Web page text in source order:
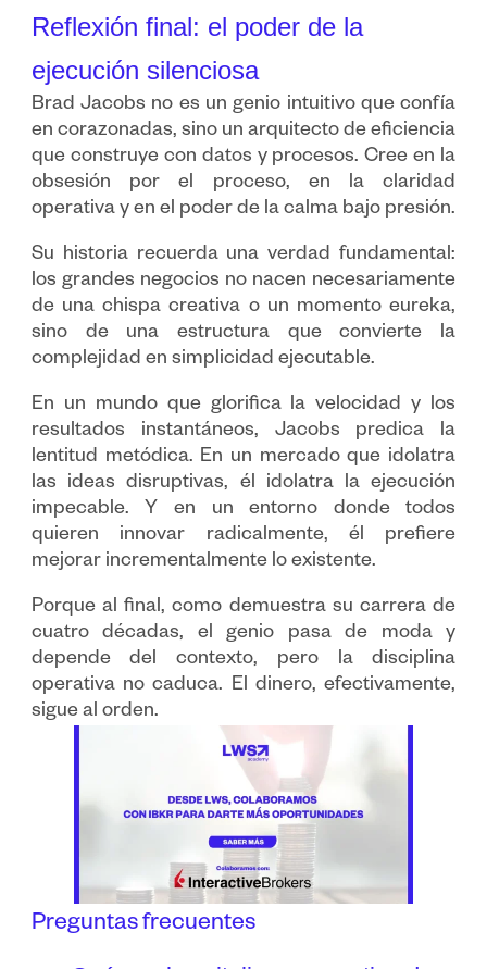
Reflexión final: el poder de la
ejecución silenciosa
Brad Jacobs no es un genio intuitivo que confía
en corazonadas, sino un arquitecto de eficiencia
que construye con datos y procesos. Cree en la
obsesión por el proceso, en la claridad
operativa y en el poder de la calma bajo presión.
Su historia recuerda una verdad fundamental:
los grandes negocios no nacen necesariamente
de una chispa creativa o un momento eureka,
sino de una estructura que convierte la
complejidad en simplicidad ejecutable.
En un mundo que glorifica la velocidad y los
resultados instantáneos, Jacobs predica la
lentitud metódica. En un mercado que idolatra
las ideas disruptivas, él idolatra la ejecución
impecable. Y en un entorno donde todos
quieren innovar radicalmente, él prefiere
mejorar incrementalmente lo existente.
Porque al final, como demuestra su carrera de
cuatro décadas, el genio pasa de moda y
depende del contexto, pero la disciplina
operativa no caduca. El dinero, efectivamente,
sigue al orden.
Preguntas frecuentes